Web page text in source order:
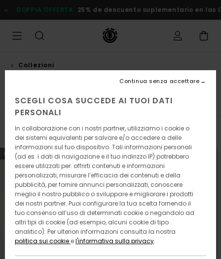
alla
selezione
griglie
DOPPIA OFFERTA 25% de descuento suplementario en las
Collezioni
Alcala Element x Floor Cargo Icon
Filtra e Ordina 9 Risultati
Salta
ai
criteri
filtro
ricerca
Vai
a
visualizza
ordine
NUOVI ARRIVI NUOVI ARRIVI
SCEGLI COSA SUCCEDE AI TUOI DATI
PERSONALI
In collaborazione con i nostri partner, utilizziamo i cookie o
dei sistemi equivalenti per salvare e/o accedere a delle
informazioni sul tuo dispositivo. Tali informazioni personali
(ad es. i dati di navigazione e il tuo indirizzo IP) potrebbero
essere utilizzati per: offrirti contenuti e informazioni
personalizzati, misurare l’efficacia dei contenuti e della
pubblicità, per fornire annunci personalizzati, conoscere
meglio il nostro pubblico o sviluppare e migliorare i prodotti
dei nostri partner. Puoi configurare la tua scelta fornendo il
tuo consenso all’uso di determinati cookie o negandolo ad
altri tipi di cookie (ad esempio, alcuni cookie di tipo
analitico). Per ulteriori informazioni consulta la nostra
politica sui cookie el'informativa sulla privacy.
Continua senza accettare